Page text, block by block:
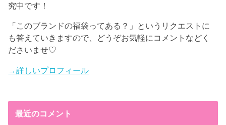
究中です！
「このブランドの福袋ってある？」というリクエストに
も答えていきますので、どうぞお気軽にコメントなどく
ださいませ♡
→詳しいプロフィール
最近のコメント